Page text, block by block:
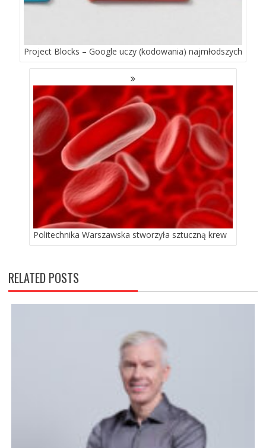
Project Blocks – Google uczy (kodowania) najmłodszych
Politechnika Warszawska stworzyła sztuczną krew
RELATED POSTS